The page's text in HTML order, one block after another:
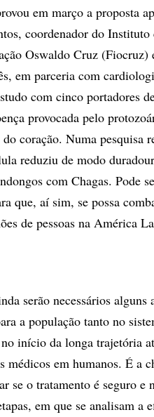
em março a proposta
coordenador do
Oswaldo Cruz (Fiocruz)
em parceria com
com cinco portadores
provocada pelo
coração. Numa pesquisa
reduziu de modo
com Chagas. Pode
que, aí sim, se possa
de pessoas na América
serão necessários alguns
a população tanto no
início da longa trajetória
em humanos. É a
se o tratamento é seguro e
em que se analisam a